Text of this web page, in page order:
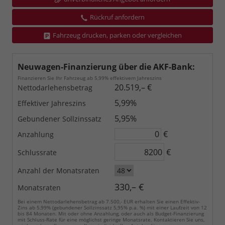
Rückruf anfordern
Fahrzeug drucken, parken oder vergleichen
Neuwagen-Finanzierung über die AKF-Bank:
Finanzieren Sie Ihr Fahrzeug ab 5,99% effektivem Jahreszins
Nettodarlehensbetrag 20.519,– €
Effektiver Jahreszins 5,99%
Gebundener Sollzinssatz 5,95%
Anzahlung €
Schlussrate €
Anzahl der Monatsraten
Monatsraten
330,– €
Bei einem Nettodarlehensbetrag ab 7.500,- EUR erhalten Sie einen Effektiv-
Zins ab 5,99% (gebundener Sollzinssatz 5,95% p.a. %) mit einer Laufzeit von 12
bis 84 Monaten. Mit oder ohne Anzahlung, oder auch als Budget-Finanzierung
mit Schluss-Rate für eine möglichst geringe Monatsrate. Kontaktieren Sie uns,